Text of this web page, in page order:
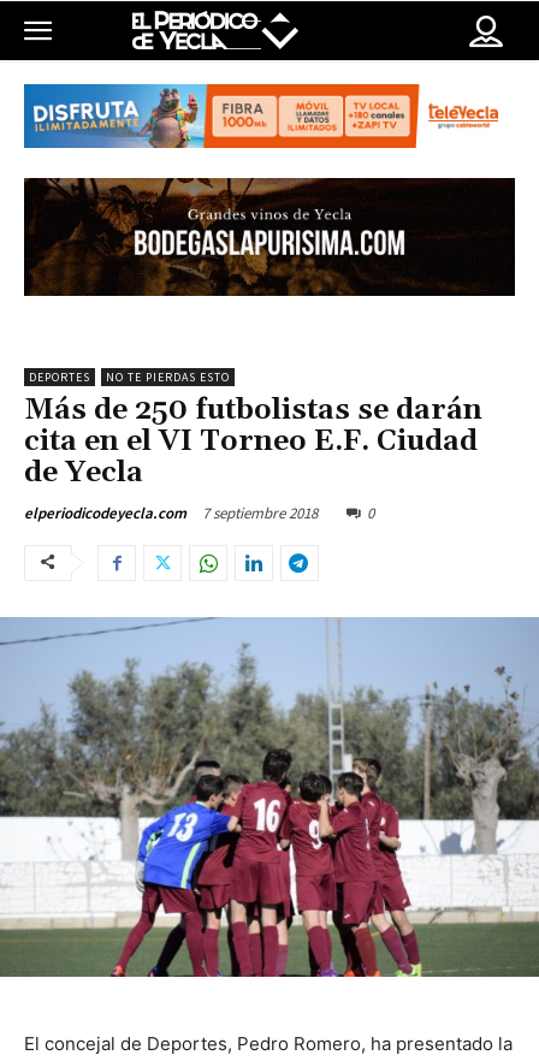
DEPORTES NO TE PIERDAS ESTO
Más de 250 futbolistas se darán
cita en el VI Torneo E.F. Ciudad
de Yecla
elperiodicodeyecla.com 7 septiembre 2018 0
El concejal de Deportes, Pedro Romero, ha presentado la